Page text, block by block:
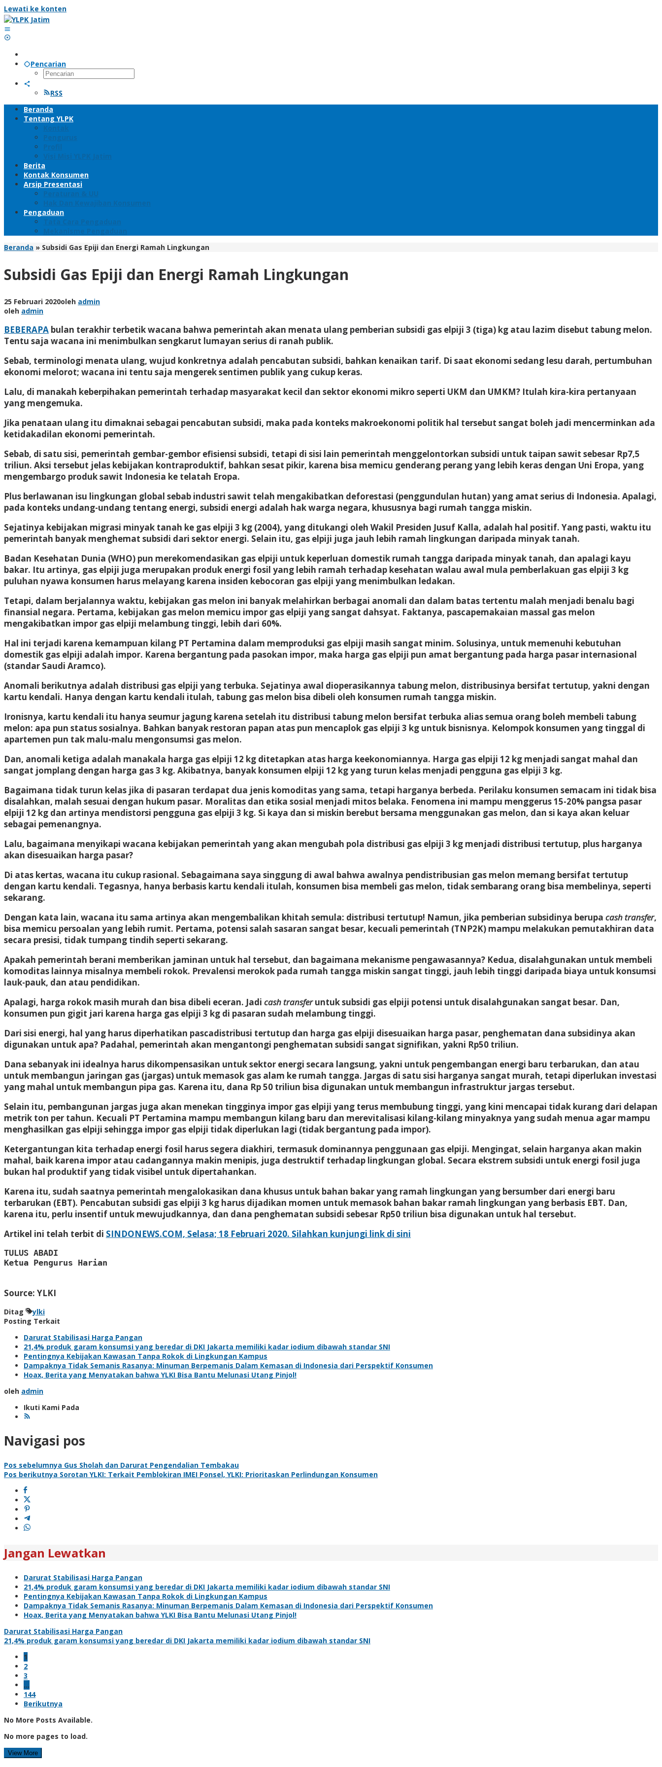
Lewati ke konten
Pencarian
RSS
Beranda
Tentang YLPK
Kontak
Pengurus
Profil
Visi Misi YLPK Jatim
Berita
Kontak Konsumen
Arsip Presentasi
Peraturan & UU
Hak Dan Kewajiban Konsumen
Pengaduan
Tata Cara Pengaduan
Mekanisme Pengaduan
Beranda » Subsidi Gas Epiji dan Energi Ramah Lingkungan
Subsidi Gas Epiji dan Energi Ramah Lingkungan
25 Februari 2020oleh admin
oleh admin
BEBERAPA bulan terakhir terbetik wacana bahwa pemerintah akan menata ulang pemberian subsidi gas elpiji 3 (tiga) kg atau lazim disebut tabung melon.
Tentu saja wacana ini menimbulkan sengkarut lumayan serius di ranah publik.
Sebab, terminologi menata ulang, wujud konkretnya adalah pencabutan subsidi, bahkan kenaikan tarif. Di saat ekonomi sedang lesu darah, pertumbuhan
ekonomi melorot; wacana ini tentu saja mengerek sentimen publik yang cukup keras.
Lalu, di manakah keberpihakan pemerintah terhadap masyarakat kecil dan sektor ekonomi mikro seperti UKM dan UMKM? Itulah kira-kira pertanyaan
yang mengemuka.
Jika penataan ulang itu dimaknai sebagai pencabutan subsidi, maka pada konteks makroekonomi politik hal tersebut sangat boleh jadi mencerminkan ada
ketidakadilan ekonomi pemerintah.
Sebab, di satu sisi, pemerintah gembar-gembor efisiensi subsidi, tetapi di sisi lain pemerintah menggelontorkan subsidi untuk taipan sawit sebesar Rp7,5
triliun. Aksi tersebut jelas kebijakan kontraproduktif, bahkan sesat pikir, karena bisa memicu genderang perang yang lebih keras dengan Uni Eropa, yang
mengembargo produk sawit Indonesia ke telatah Eropa.
Plus berlawanan isu lingkungan global sebab industri sawit telah mengakibatkan deforestasi (penggundulan hutan) yang amat serius di Indonesia. Apalagi,
pada konteks undang-undang tentang energi, subsidi energi adalah hak warga negara, khususnya bagi rumah tangga miskin.
Sejatinya kebijakan migrasi minyak tanah ke gas elpiji 3 kg (2004), yang ditukangi oleh Wakil Presiden Jusuf Kalla, adalah hal positif. Yang pasti, waktu itu
pemerintah banyak menghemat subsidi dari sektor energi. Selain itu, gas elpiji juga jauh lebih ramah lingkungan daripada minyak tanah.
Badan Kesehatan Dunia (WHO) pun merekomendasikan gas elpiji untuk keperluan domestik rumah tangga daripada minyak tanah, dan apalagi kayu
bakar. Itu artinya, gas elpiji juga merupakan produk energi fosil yang lebih ramah terhadap kesehatan walau awal mula pemberlakuan gas elpiji 3 kg
puluhan nyawa konsumen harus melayang karena insiden kebocoran gas elpiji yang menimbulkan ledakan.
Tetapi, dalam berjalannya waktu, kebijakan gas melon ini banyak melahirkan berbagai anomali dan dalam batas tertentu malah menjadi benalu bagi
finansial negara. Pertama, kebijakan gas melon memicu impor gas elpiji yang sangat dahsyat. Faktanya, pascapemakaian massal gas melon
mengakibatkan impor gas elpiji melambung tinggi, lebih dari 60%.
Hal ini terjadi karena kemampuan kilang PT Pertamina dalam memproduksi gas elpiji masih sangat minim. Solusinya, untuk memenuhi kebutuhan
domestik gas elpiji adalah impor. Karena bergantung pada pasokan impor, maka harga gas elpiji pun amat bergantung pada harga pasar internasional
(standar Saudi Aramco).
Anomali berikutnya adalah distribusi gas elpiji yang terbuka. Sejatinya awal dioperasikannya tabung melon, distribusinya bersifat tertutup, yakni dengan
kartu kendali. Hanya dengan kartu kendali itulah, tabung gas melon bisa dibeli oleh konsumen rumah tangga miskin.
Ironisnya, kartu kendali itu hanya seumur jagung karena setelah itu distribusi tabung melon bersifat terbuka alias semua orang boleh membeli tabung
melon: apa pun status sosialnya. Bahkan banyak restoran papan atas pun mencaplok gas elpiji 3 kg untuk bisnisnya. Kelompok konsumen yang tinggal di
apartemen pun tak malu-malu mengonsumsi gas melon.
Dan, anomali ketiga adalah manakala harga gas elpiji 12 kg ditetapkan atas harga keekonomiannya. Harga gas elpiji 12 kg menjadi sangat mahal dan
sangat jomplang dengan harga gas 3 kg. Akibatnya, banyak konsumen elpiji 12 kg yang turun kelas menjadi pengguna gas elpiji 3 kg.
Bagaimana tidak turun kelas jika di pasaran terdapat dua jenis komoditas yang sama, tetapi harganya berbeda. Perilaku konsumen semacam ini tidak bisa
disalahkan, malah sesuai dengan hukum pasar. Moralitas dan etika sosial menjadi mitos belaka. Fenomena ini mampu menggerus 15-20% pangsa pasar
elpiji 12 kg dan artinya mendistorsi pengguna gas elpiji 3 kg. Si kaya dan si miskin berebut bersama menggunakan gas melon, dan si kaya akan keluar
sebagai pemenangnya.
Lalu, bagaimana menyikapi wacana kebijakan pemerintah yang akan mengubah pola distribusi gas elpiji 3 kg menjadi distribusi tertutup, plus harganya
akan disesuaikan harga pasar?
Di atas kertas, wacana itu cukup rasional. Sebagaimana saya singgung di awal bahwa awalnya pendistribusian gas melon memang bersifat tertutup
dengan kartu kendali. Tegasnya, hanya berbasis kartu kendali itulah, konsumen bisa membeli gas melon, tidak sembarang orang bisa membelinya, seperti
sekarang.
Dengan kata lain, wacana itu sama artinya akan mengembalikan khitah semula: distribusi tertutup! Namun, jika pemberian subsidinya berupa cash transfer,
bisa memicu persoalan yang lebih rumit. Pertama, potensi salah sasaran sangat besar, kecuali pemerintah (TNP2K) mampu melakukan pemutakhiran data
secara presisi, tidak tumpang tindih seperti sekarang.
Apakah pemerintah berani memberikan jaminan untuk hal tersebut, dan bagaimana mekanisme pengawasannya? Kedua, disalahgunakan untuk membeli
komoditas lainnya misalnya membeli rokok. Prevalensi merokok pada rumah tangga miskin sangat tinggi, jauh lebih tinggi daripada biaya untuk konsumsi
lauk-pauk, dan atau pendidikan.
Apalagi, harga rokok masih murah dan bisa dibeli eceran. Jadi cash transferuntuk subsidi gas elpiji potensi untuk disalahgunakan sangat besar. Dan,
konsumen pun gigit jari karena harga gas elpiji 3 kg di pasaran sudah melambung tinggi.
Dari sisi energi, hal yang harus diperhatikan pascadistribusi tertutup dan harga gas elpiji disesuaikan harga pasar, penghematan dana subsidinya akan
digunakan untuk apa? Padahal, pemerintah akan mengantongi penghematan subsidi sangat signifikan, yakni Rp50 triliun.
Dana sebanyak ini idealnya harus dikompensasikan untuk sektor energi secara langsung, yakni untuk pengembangan energi baru terbarukan, dan atau
untuk membangun jaringan gas (jargas) untuk memasok gas alam ke rumah tangga. Jargas di satu sisi harganya sangat murah, tetapi diperlukan investasi
yang mahal untuk membangun pipa gas. Karena itu, dana Rp 50 triliun bisa digunakan untuk membangun infrastruktur jargas tersebut.
Selain itu, pembangunan jargas juga akan menekan tingginya impor gas elpiji yang terus membubung tinggi, yang kini mencapai tidak kurang dari delapan
metrik ton per tahun. Kecuali PT Pertamina mampu membangun kilang baru dan merevitalisasi kilang-kilang minyaknya yang sudah menua agar mampu
menghasilkan gas elpiji sehingga impor gas elpiji tidak diperlukan lagi (tidak bergantung pada impor).
Ketergantungan kita terhadap energi fosil harus segera diakhiri, termasuk dominannya penggunaan gas elpiji. Mengingat, selain harganya akan makin
mahal, baik karena impor atau cadangannya makin menipis, juga destruktif terhadap lingkungan global. Secara ekstrem subsidi untuk energi fosil juga
bukan hal produktif yang tidak visibel untuk dipertahankan.
Karena itu, sudah saatnya pemerintah mengalokasikan dana khusus untuk bahan bakar yang ramah lingkungan yang bersumber dari energi baru
terbarukan (EBT). Pencabutan subsidi gas elpiji 3 kg harus dijadikan momen untuk memasok bahan bakar ramah lingkungan yang berbasis EBT. Dan,
karena itu, perlu insentif untuk mewujudkannya, dan dana penghematan subsidi sebesar Rp50 triliun bisa digunakan untuk hal tersebut.
Artikel ini telah terbit di SINDONEWS.COM, Selasa; 18 Februari 2020. Silahkan kunjungi link di sini
TULUS ABADI
Ketua Pengurus Harian
Source: YLKI
Ditag
ylki
Posting Terkait
Darurat Stabilisasi Harga Pangan
21,4% produk garam konsumsi yang beredar di DKI Jakarta memiliki kadar iodium dibawah standar SNI
Pentingnya Kebijakan Kawasan Tanpa Rokok di Lingkungan Kampus
Dampaknya Tidak Semanis Rasanya: Minuman Berpemanis Dalam Kemasan di Indonesia dari Perspektif Konsumen
Hoax, Berita yang Menyatakan bahwa YLKI Bisa Bantu Melunasi Utang Pinjol!
oleh admin
Ikuti Kami Pada
Navigasi pos
Pos sebelumnya Gus Sholah dan Darurat Pengendalian Tembakau
Pos berikutnya Sorotan YLKI: Terkait Pemblokiran IMEI Ponsel, YLKI: Prioritaskan Perlindungan Konsumen
Jangan Lewatkan
Darurat Stabilisasi Harga Pangan
21,4% produk garam konsumsi yang beredar di DKI Jakarta memiliki kadar iodium dibawah standar SNI
Pentingnya Kebijakan Kawasan Tanpa Rokok di Lingkungan Kampus
Dampaknya Tidak Semanis Rasanya: Minuman Berpemanis Dalam Kemasan di Indonesia dari Perspektif Konsumen
Hoax, Berita yang Menyatakan bahwa YLKI Bisa Bantu Melunasi Utang Pinjol!
Darurat Stabilisasi Harga Pangan
21,4% produk garam konsumsi yang beredar di DKI Jakarta memiliki kadar iodium dibawah standar SNI
1
2
3
…
144
Berikutnya
No More Posts Available.
No more pages to load.
View More